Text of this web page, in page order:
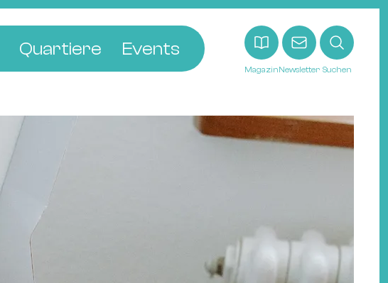
MagazinNewsletter Suchen
Leben
Uhren
Quartiere
Bachletten
Gundeldingen
Kleinbasel
Klybeck
St. Johann
Wettstein
Events